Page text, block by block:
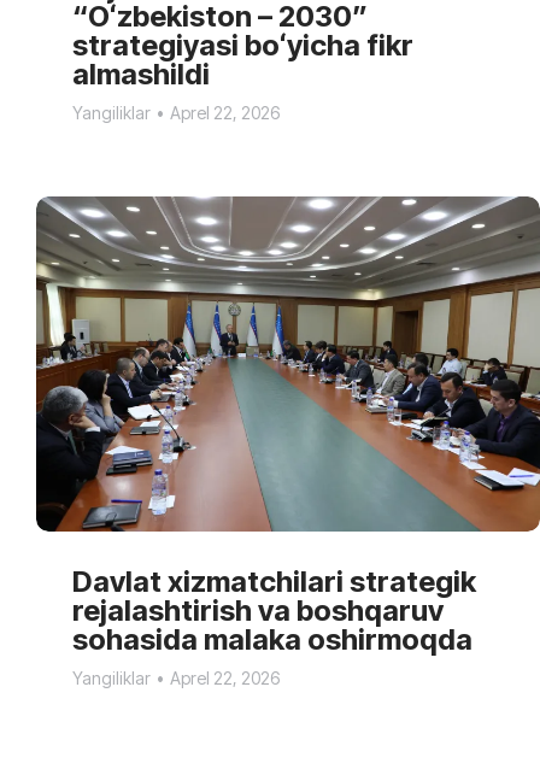
“Oʻzbekiston – 2030”
strategiyasi boʻyicha fikr
almashildi
Yangiliklar Aprel 22, 2026
Davlat xizmatchilari strategik
rejalashtirish va boshqaruv
sohasida malaka oshirmoqda
Yangiliklar Aprel 22, 2026